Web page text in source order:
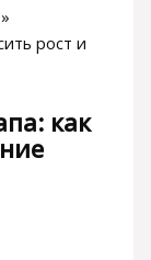
рост и
как